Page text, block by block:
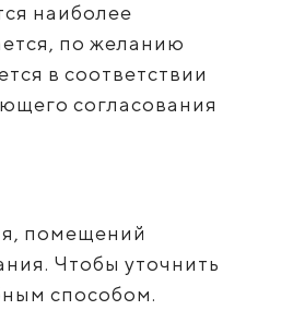
наиболее
по желанию
в соответствии
согласования
помещений
Чтобы уточнить
способом.